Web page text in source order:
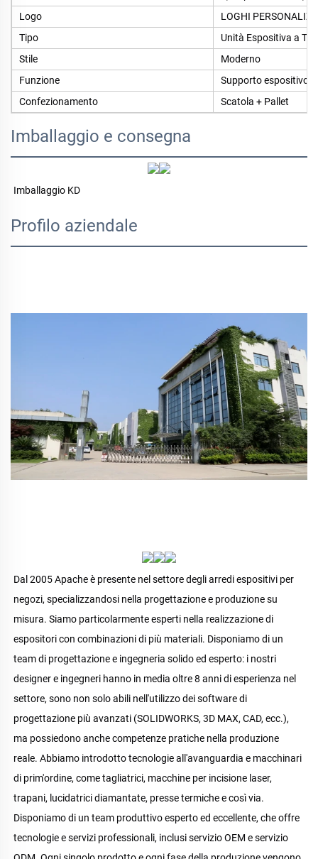
Logo
LOGHI
Tipo
Unità Espositiva a
Stile
Moderno
Funzione
Supporto espositivo
Confezionamento
Scatola + Pallet
Imballaggio e consegna
Imballaggio KD
Profilo aziendale
01:18
Dal 2005 Apache è presente nel settore degli arredi espositivi per
negozi, specializzandosi nella progettazione e produzione su
misura. Siamo particolarmente esperti nella realizzazione di
espositori con combinazioni di più materiali. Disponiamo di un
team di progettazione e ingegneria solido ed esperto: i nostri
designer e ingegneri hanno in media oltre 8 anni di esperienza nel
settore, sono non solo abili nell'utilizzo dei software di
progettazione più avanzati (SOLIDWORKS, 3D MAX, CAD, ecc.),
ma possiedono anche competenze pratiche nella produzione
reale. Abbiamo introdotto tecnologie all'avanguardia e macchinari
di prim'ordine, come tagliatrici, macchine per incisione laser,
trapani, lucidatrici diamantate, presse termiche e così via.
Disponiamo di un team produttivo esperto ed eccellente, che offre
tecnologie e servizi professionali, inclusi servizio OEM e servizio